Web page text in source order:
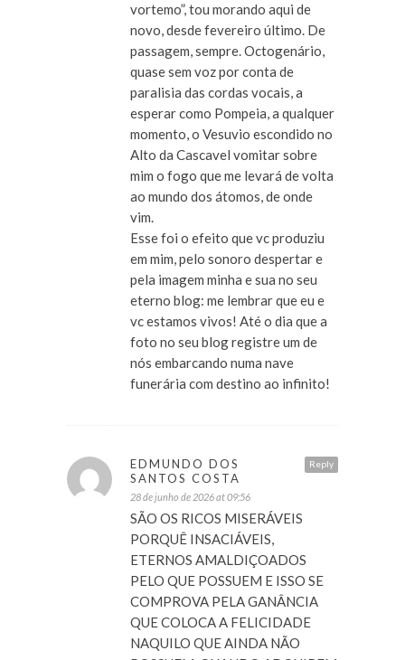
vortemo”, tou morando aqui de
novo, desde fevereiro último. De
passagem, sempre. Octogenário,
quase sem voz por conta de
paralisia das cordas vocais, a
esperar como Pompeia, a qualquer
momento, o Vesuvio escondido no
Alto da Cascavel vomitar sobre
mim o fogo que me levará de volta
ao mundo dos átomos, de onde
vim.
Esse foi o efeito que vc produziu
em mim, pelo sonoro despertar e
pela imagem minha e sua no seu
eterno blog: me lembrar que eu e
vc estamos vivos! Até o dia que a
foto no seu blog registre um de
nós embarcando numa nave
funerária com destino ao infinito!
Reply
EDMUNDO DOS
SANTOS COSTA
28 de junho de 2026 at 09:56
SÃO OS RICOS MISERÁVEIS
PORQUÊ INSACIÁVEIS,
ETERNOS AMALDIÇOADOS
PELO QUE POSSUEM E ISSO SE
COMPROVA PELA GANÂNCIA
QUE COLOCA A FELICIDADE
NAQUILO QUE AINDA NÃO